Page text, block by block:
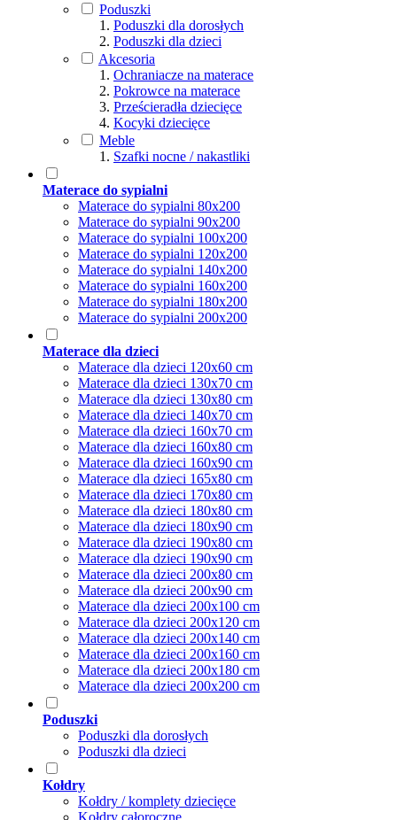
Poduszki
Poduszki dla dorosłych
Poduszki dla dzieci
Akcesoria
Ochraniacze na materace
Pokrowce na materace
Prześcieradła dziecięce
Kocyki dziecięce
Meble
Szafki nocne / nakastliki
Materace do sypialni
Materace do sypialni 80x200
Materace do sypialni 90x200
Materace do sypialni 100x200
Materace do sypialni 120x200
Materace do sypialni 140x200
Materace do sypialni 160x200
Materace do sypialni 180x200
Materace do sypialni 200x200
Materace dla dzieci
Materace dla dzieci 120x60 cm
Materace dla dzieci 130x70 cm
Materace dla dzieci 130x80 cm
Materace dla dzieci 140x70 cm
Materace dla dzieci 160x70 cm
Materace dla dzieci 160x80 cm
Materace dla dzieci 160x90 cm
Materace dla dzieci 165x80 cm
Materace dla dzieci 170x80 cm
Materace dla dzieci 180x80 cm
Materace dla dzieci 180x90 cm
Materace dla dzieci 190x80 cm
Materace dla dzieci 190x90 cm
Materace dla dzieci 200x80 cm
Materace dla dzieci 200x90 cm
Materace dla dzieci 200x100 cm
Materace dla dzieci 200x120 cm
Materace dla dzieci 200x140 cm
Materace dla dzieci 200x160 cm
Materace dla dzieci 200x180 cm
Materace dla dzieci 200x200 cm
Poduszki
Poduszki dla dorosłych
Poduszki dla dzieci
Kołdry
Kołdry / komplety dziecięce
Kołdry całoroczne